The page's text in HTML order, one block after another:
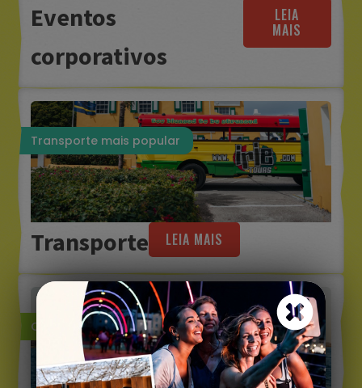
Eventos
corporativos
LEIA
MAIS
Transporte mais popular
Transporte LEIA MAIS
Opções infinitas